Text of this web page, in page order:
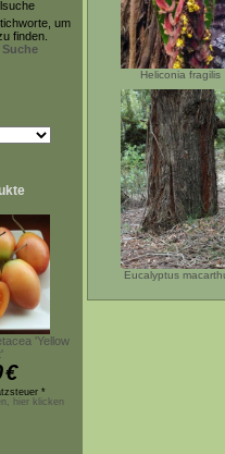
um
finden.
'Yellow
€
*
hier klicken
Heliconia fragilis
Eucalyptus